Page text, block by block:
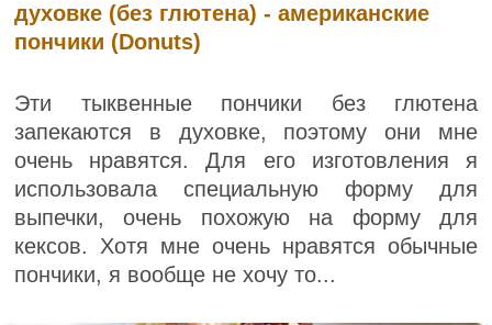
духовке (без глютена) - американские
пончики (Donuts)
Эти тыквенные пончики без глютена
запекаются в духовке, поэтому они мне
очень нравятся. Для его изготовления я
использовала специальную форму для
выпечки, очень похожую на форму для
кексов. Хотя мне очень нравятся обычные
пончики, я вообще не хочу то...